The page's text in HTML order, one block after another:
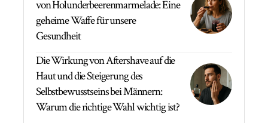
von Holunderbeerenmarmelade: Eine
geheime Waffe für unsere
Gesundheit
Die Wirkung von Aftershave auf die
Haut und die Steigerung des
Selbstbewusstseins bei Männern:
Warum die richtige Wahl wichtig ist?